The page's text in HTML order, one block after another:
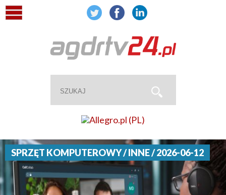
SPRZĘT KOMPUTEROWY / INNE / 2026-06-12